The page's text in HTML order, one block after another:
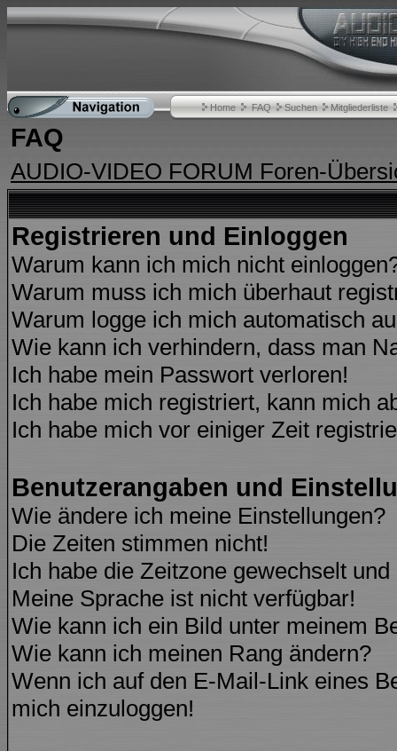
Home FAQ Suchen Mitgliederliste
FAQ
AUDIO-VIDEO FORUM Foren-
Registrieren und Einloggen
Warum kann ich mich nicht
Warum muss ich mich überhaut
Warum logge ich mich automatisch
Wie kann ich verhindern, dass man
Ich habe mein Passwort verloren!
Ich habe mich registriert, kann mich
Ich habe mich vor einiger Zeit
Benutzerangaben und
Wie ändere ich meine Einstellungen?
Die Zeiten stimmen nicht!
Ich habe die Zeitzone gewechselt
Meine Sprache ist nicht verfügbar!
Wie kann ich ein Bild unter meinem
Wie kann ich meinen Rang ändern?
Wenn ich auf den E-Mail-Link eines
mich einzuloggen!